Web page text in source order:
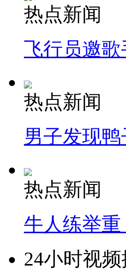
热点新闻
飞行员邀
热点新闻
男子发现
热点新闻
牛人练举
24小时视